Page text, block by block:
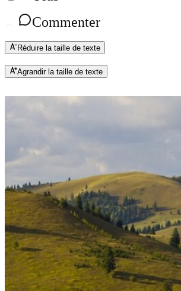
Commenter
Réduire la taille de texte
Agrandir la taille de texte